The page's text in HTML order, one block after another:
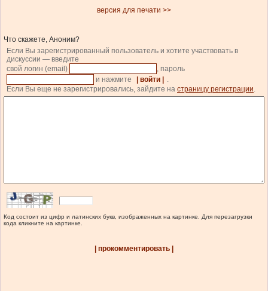
версия для печати >>
Что скажете, Аноним?
Если Вы зарегистрированный пользователь и хотите участвовать в
дискуссии — введите
свой логин (email)
, пароль
и нажмите
| войти |
.
Если Вы еще не зарегистрировались, зайдите на страницу регистрации.
Код состоит из цифр и латинских букв, изображенных на картинке. Для перезагрузки
кода кликните на картинке.
| прокомментировать |